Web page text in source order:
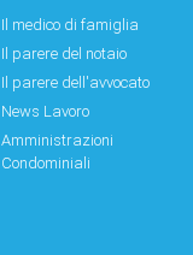
Il medico di famiglia
Il parere del notaio
Il parere dell'avvocato
News Lavoro
Amministrazioni
Condominiali